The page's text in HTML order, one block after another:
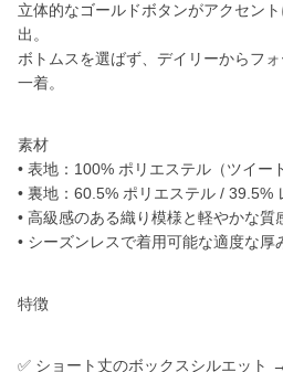
立体的なゴールドボタンがアクセン
出。
ボトムスを選ばず、デイリーからフ
一着。
素材
• 表地：100% ポリエステル（ツイー
• 裏地：60.5% ポリエステル / 39.5%
• 高級感のある織り模様と軽やかな質
• シーズンレスで着用可能な適度な厚
特徴
✅ ショート丈のボックスシルエット